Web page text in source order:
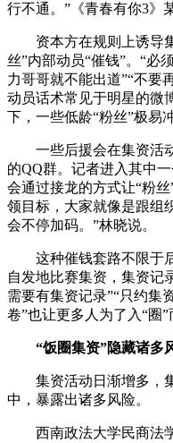
行不通。”《青春有你3》
资本方在规则上诱导集
丝”内部动员“催钱”。“必
力哥哥就不能出道”“不要
动员话术常见于明星的微
下，一些低龄“粉丝”极易
一些后援会在集资活动
的QQ群。记者进入其中
会通过接龙的方式让“粉
领目标，大家就像是跟组
会不停加码。”林晓说。
这种催钱套路不限于后
自发地比赛集资，集资记
需要有集资记录”“只约集
卷”也让更多人为了入“圈”
“饭圈集资”隐藏诸多
集资活动日渐增多，集
中，暴露出诸多风险。
西南政法大学民商法学